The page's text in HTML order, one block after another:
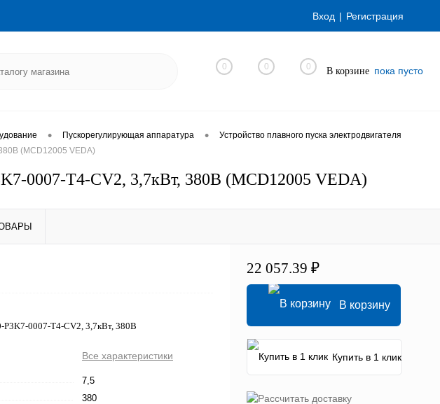
Вход Регистрация
0 0 0 В корзине пока пусто
• Пускорегулирующая аппаратура • Устройство плавного пуска электродвигателя
(MCD12005 VEDA)
0007-T4-CV2, 3,7кВт, 380В (MCD12005 VEDA)
P3K7-0007-T4-CV2, 3,7кВт, 380В
Все характеристики
7,5
380
22 057.39 ₽
В корзину
Купить в 1 клик